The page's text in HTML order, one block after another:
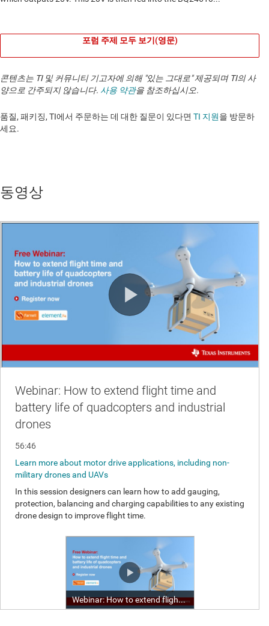
포럼 주제 모두 보기(영문)
콘텐츠는 TI 및 커뮤니티 기고자에 의해 "있는 그대로" 제공되며 TI의 사
양으로 간주되지 않습니다. 사용 약관을 참조하십시오.
품질, 패키징, TI에서 주문하는 데 대한 질문이 있다면 TI 지원을 방문하
세요. ​​​​​​​​​​​​​​
동영상